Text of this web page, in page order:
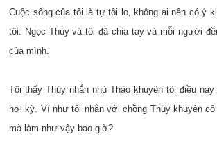
Cuộc sống của tôi là tự tôi lo, không ai nên có ý
tôi. Ngọc Thúy và tôi đã chia tay và mỗi người
của mình.
Tôi thấy Thúy nhắn nhủ Thảo khuyên tôi điều
hơi kỳ. Ví như tôi nhắn với chồng Thúy khuyên
mà làm như vậy bao giờ?